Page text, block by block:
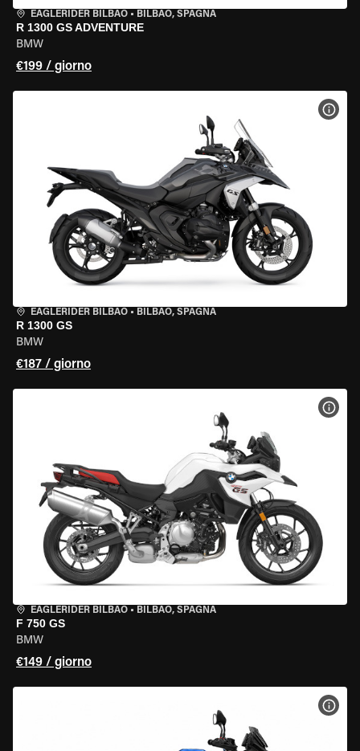
EAGLERIDER BILBAO • BILBAO, SPAGNA
R 1300 GS ADVENTURE
BMW
€199 / giorno
EAGLERIDER BILBAO • BILBAO, SPAGNA
R 1300 GS
BMW
€187 / giorno
EAGLERIDER BILBAO • BILBAO, SPAGNA
F 750 GS
BMW
€149 / giorno